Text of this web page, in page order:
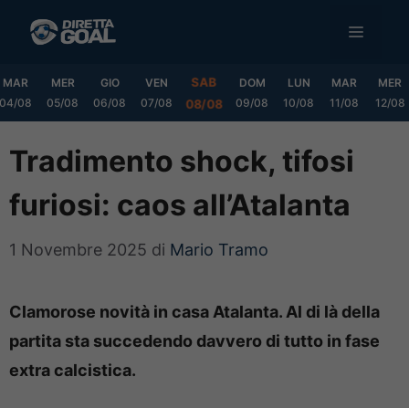
MENU
MAR
04/08
MER
05/08
GIO
06/08
VEN
07/08
SAB
08/08
DOM
09/08
LUN
10/08
MAR
11/08
MER
12/08
Tradimento shock, tifosi
furiosi: caos all’Atalanta
1 Novembre 2025 di Mario Tramo
Clamorose novità in casa Atalanta. Al di là della
partita sta succedendo davvero di tutto in fase
extra calcistica.